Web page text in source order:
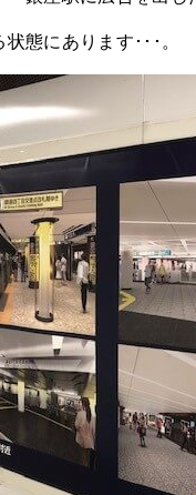
態にあります･･･。